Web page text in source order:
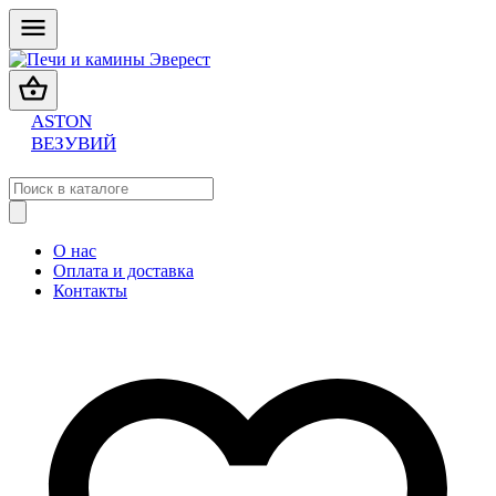
ASTON
ВЕЗУВИЙ
О нас
Оплата и доставка
Контакты